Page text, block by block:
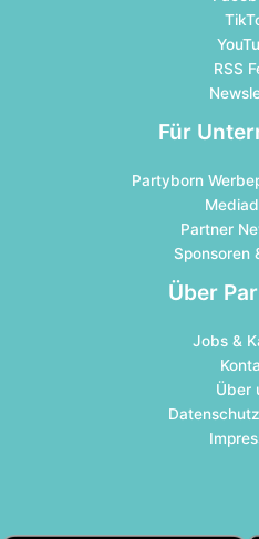
RSS
Für
Partyborn
Partner
Sponsoren
Über
Jobs &
Über